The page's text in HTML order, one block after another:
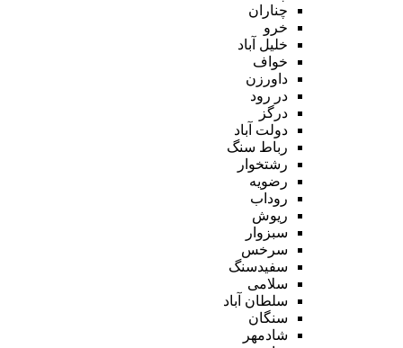
چناران
خرو
خلیل آباد
خواف
داورزن
در رود
درگز
دولت آباد
رباط سنگ
رشتخوار
رضویه
روداب
ریوش
سبزوار
سرخس
سفیدسنگ
سلامی
سلطان آباد
سنگان
شادمهر